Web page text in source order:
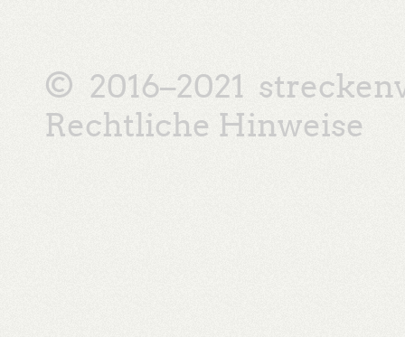
© 2016–2021
Rechtliche Hinweise